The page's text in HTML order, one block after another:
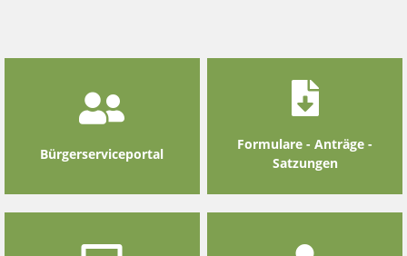
Bürgerserviceportal
Formulare - Anträge -
Satzungen